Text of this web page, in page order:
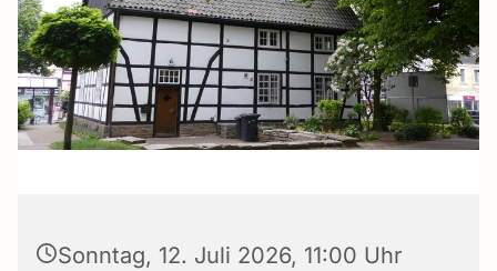
Sonntag, 12. Juli 2026, 11:00 Uhr